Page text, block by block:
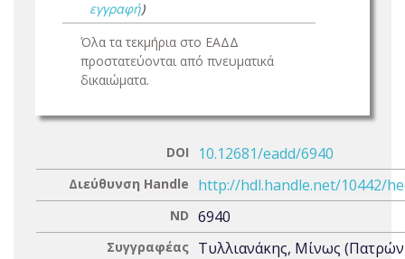
εγγραφή)
Όλα τα τεκμήρια στο ΕΑΔΔ
προστατεύονται από πνευματικά
δικαιώματα.
DOI 10.12681/eadd/6940
Διεύθυνση Handle http://hdl.handle.net/10442/
ND 6940
Συγγραφέας Τυλλιανάκης, Μίνως